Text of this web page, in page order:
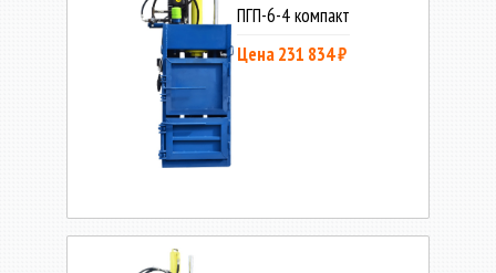
ПГП-6-4 компакт
Цена 231 834 ₽